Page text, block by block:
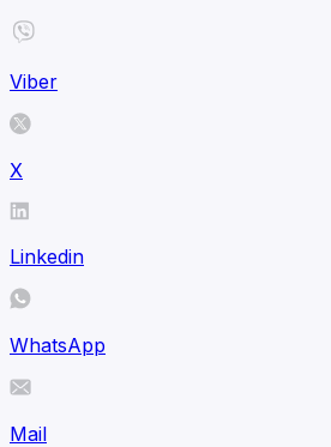
Viber
X
Linkedin
WhatsApp
Mail